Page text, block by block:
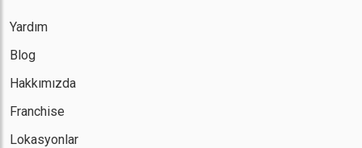
Yardım
Blog
Hakkımızda
Franchise
Lokasyonlar